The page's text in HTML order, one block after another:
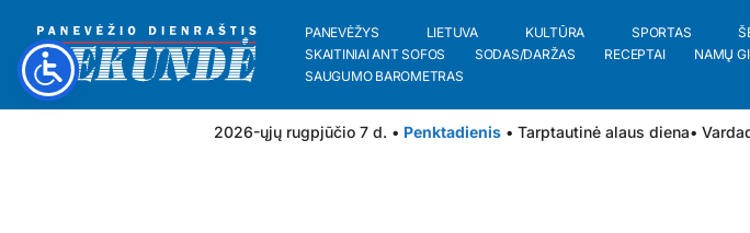
PANEVĖŽYS LIETUVA KULTŪRA SPORTAS
SKAITINIAI ANT SOFOS
SODAS/DARŽAS RECEPTAI NAMŲ
SAUGUMO BAROMETRAS
2026-ųjų rugpjūčio 7 d. • Penktadienis • Tarptautinė alaus diena•